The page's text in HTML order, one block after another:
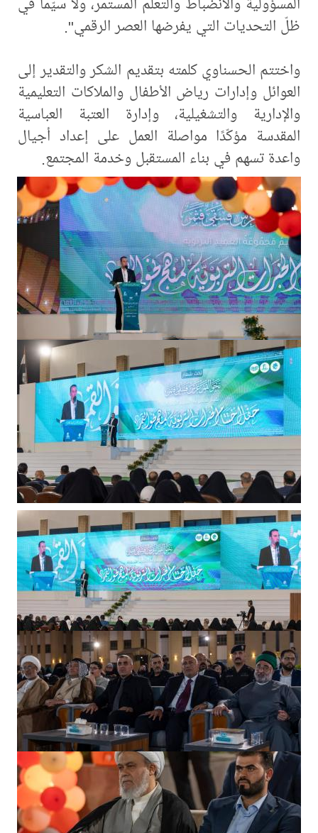
ظلّ التحديات التي يفرضها العصر الرقمي".
واختتم الحسناوي كلمته بتقديم الشكر والتقدير إلى
العوائل وإدارات رياض الأطفال والملاكات التعليمية
والإدارية والتشغيلية، وإدارة العتبة العباسية
المقدسة مؤكّدًا مواصلة العمل على إعداد أجيال
واعدة تسهم في بناء المستقبل وخدمة المجتمع.